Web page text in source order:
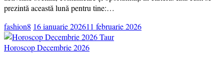
prezintă această lună pentru tine:…
fashion8 16 ianuarie 202611 februarie 2026
Horoscop Decembrie 2026